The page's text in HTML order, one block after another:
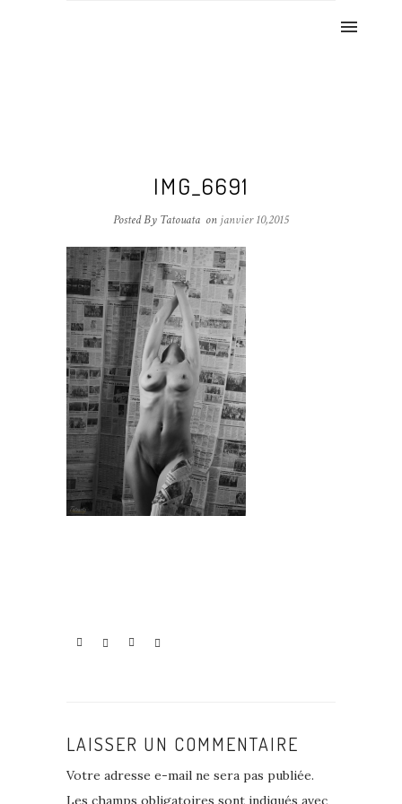
IMG_6691
Posted By Tatouata on janvier 10,2015
LAISSER UN COMMENTAIRE
Votre adresse e-mail ne sera pas publiée.
Les champs obligatoires sont indiqués avec